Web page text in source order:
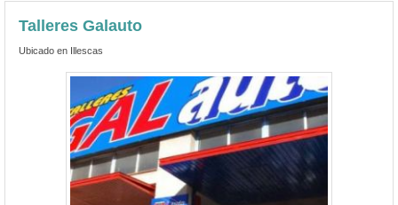
Talleres Galauto
Ubicado en Illescas